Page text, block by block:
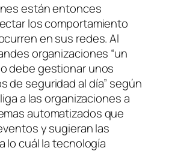
están entonces
los comportamiento
en sus redes. Al
organizaciones “un
debe gestionar unos
de seguridad al día” según
a las organizaciones a
automatizados que
y sugieran las
lo cuál la tecnología